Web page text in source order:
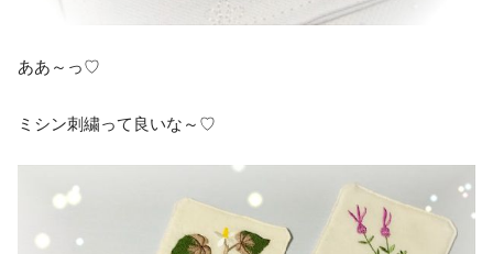
ああ～っ♡
ミシン刺繍って良いな～♡